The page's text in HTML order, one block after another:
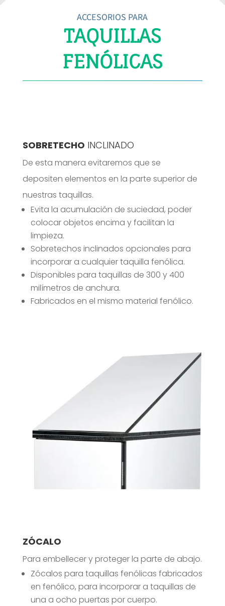
ACCESORIOS PARA
TAQUILLAS
FENÓLICAS
SOBRETECHO INCLINADO
De esta manera evitaremos que se
depositen elementos en la parte superior de
nuestras taquillas.
Evita la acumulación de suciedad, poder
colocar objetos encima y facilitan la
limpieza.
Sobretechos inclinados opcionales para
incorporar a cualquier taquilla fenólica.
Disponibles para taquillas de 300 y 400
milímetros de anchura.
Fabricados en el mismo material fenólico.
ZÓCALO
Para embellecer y proteger la parte de abajo.
Zócalos para taquillas fenólicas fabricados
en fenólico, para incorporar a taquillas de
una a ocho puertas por cuerpo.